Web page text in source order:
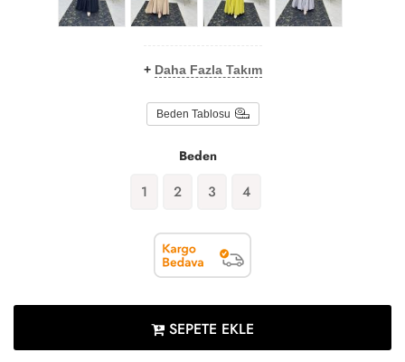
+ Daha Fazla Takım
Beden Tablosu
Beden
1 2 3 4
SEPETE EKLE